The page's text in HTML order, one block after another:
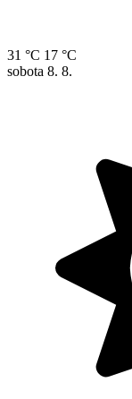
31 °C 17 °C
sobota 8. 8.